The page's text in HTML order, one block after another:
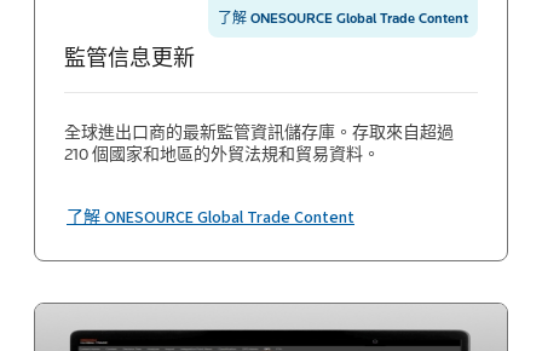
了解 ONESOURCE Global Trade Content
監管信息更新
全球進出口商的最新監管資訊儲存庫。存取來自超過
210 個國家和地區的外貿法規和貿易資料。
了解 ONESOURCE Global Trade Content